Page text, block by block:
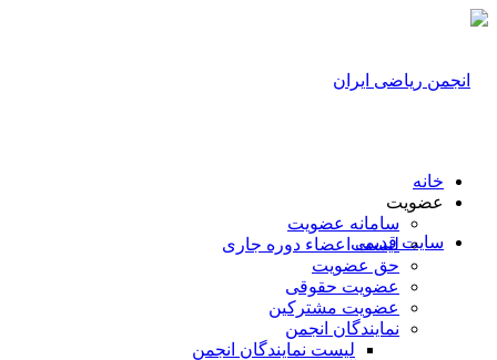
سایت قدیمی
خانه
عضویت
سامانه عضویت
لیست اعضاء دوره جاری
حق عضویت
عضویت حقوقی
عضویت مشترکین
نمایندگان انجمن
لیست نمایندگان انجمن